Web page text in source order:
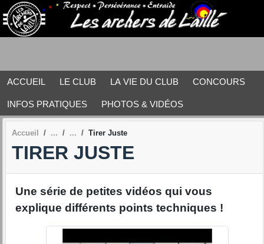
ACCUEIL LE CLUB LA VIE DU CLUB CONCOURS
INFOS PRATIQUES PHOTOS & VIDÉOS
Accueil Tirer Juste
TIRER JUSTE
Une série de petites vidéos qui vous
explique différents points techniques !
Panneau de gestion des cookies